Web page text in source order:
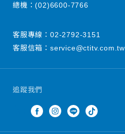
追蹤我們
總機：(02)6600-7766
客服專線： 02-2792-3151
客服信箱： service@ctitv.com.tw